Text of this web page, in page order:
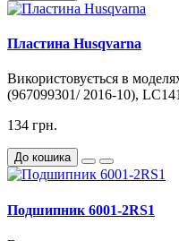
Пластина Husqvarna
Використовується в
(967099301/ 2016-10),
134 грн.
До кошика
Подшипник 6001-2RS1